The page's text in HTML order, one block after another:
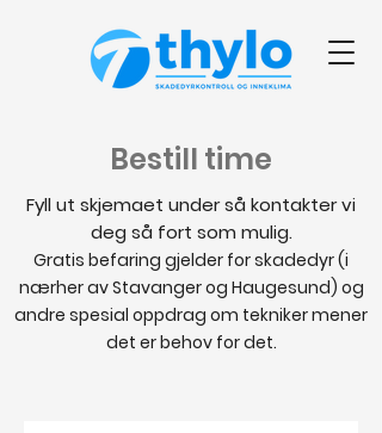
Bestill time
Fyll ut skjemaet under så kontakter vi
deg så fort som mulig.
Gratis befaring gjelder for skadedyr (i
nærher av Stavanger og Haugesund) og
andre spesial oppdrag om tekniker mener
det er behov for det.